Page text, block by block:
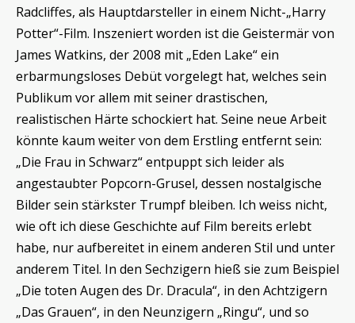
Radcliffes, als Hauptdarsteller in einem Nicht-„Harry
Potter“-Film. Inszeniert worden ist die Geistermär von
James Watkins, der 2008 mit „Eden Lake“ ein
erbarmungsloses Debüt vorgelegt hat, welches sein
Publikum vor allem mit seiner drastischen,
realistischen Härte schockiert hat. Seine neue Arbeit
könnte kaum weiter von dem Erstling entfernt sein:
„Die Frau in Schwarz“ entpuppt sich leider als
angestaubter Popcorn-Grusel, dessen nostalgische
Bilder sein stärkster Trumpf bleiben. Ich weiss nicht,
wie oft ich diese Geschichte auf Film bereits erlebt
habe, nur aufbereitet in einem anderen Stil und unter
anderem Titel. In den Sechzigern hieß sie zum Beispiel
„Die toten Augen des Dr. Dracula“, in den Achtzigern
„Das Grauen“, in den Neunzigern „Ringu“, und so